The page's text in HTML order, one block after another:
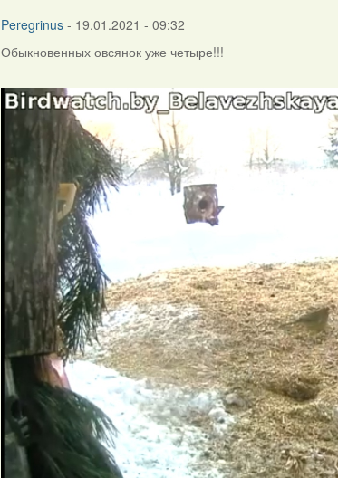
Peregrinus - 19.01.2021 - 09:32
Обыкновенных овсянок уже четыре!!!